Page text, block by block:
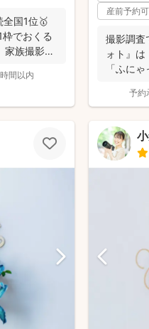
国1位🥇
でおくる
家族撮影お
間以内
産前予約
撮影調査
ォト』は
「ふに
予約